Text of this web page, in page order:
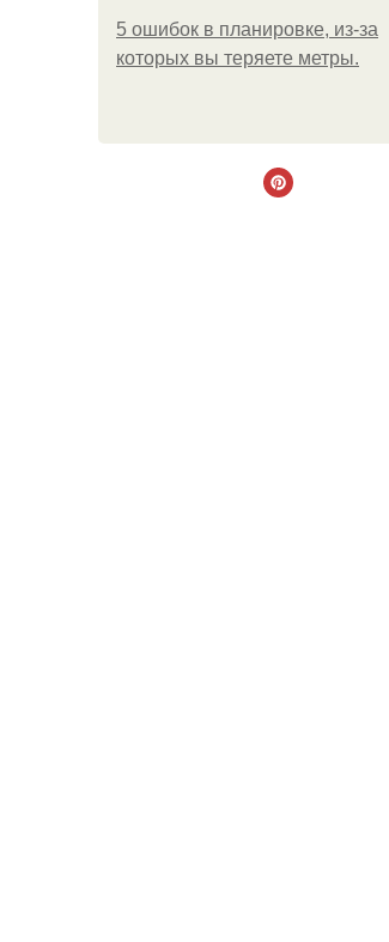
5 ошибок в планировке, из-за
которых вы теряете метры.